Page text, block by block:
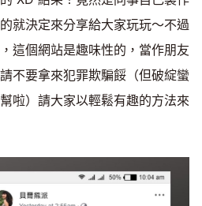
就決定來分享給大家玩玩～不過
這個網站是趣味性的，當作朋友
不要拿來犯罪欺騙餒（但破綻蠻
啦）請大家以輕鬆有趣的方法來